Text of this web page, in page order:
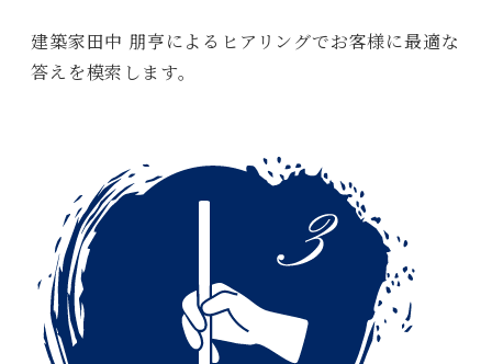
建築家田中 朋亨によるヒアリングでお客様に最適な
答えを模索します。